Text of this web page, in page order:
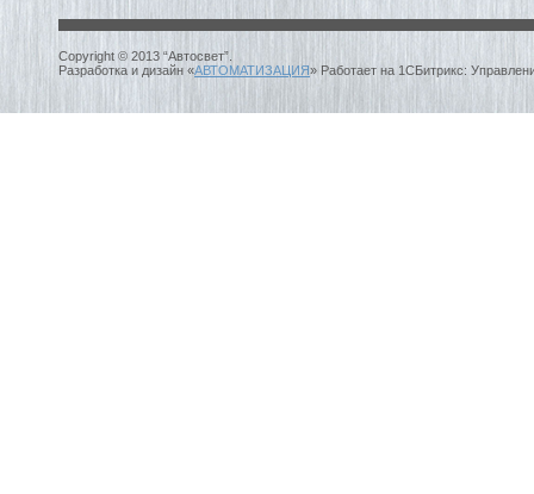
Copyright © 2013 “Автосвет”.
Разработка и дизайн «АВТОМАТИЗАЦИЯ» Работает на 1СБитрикс: